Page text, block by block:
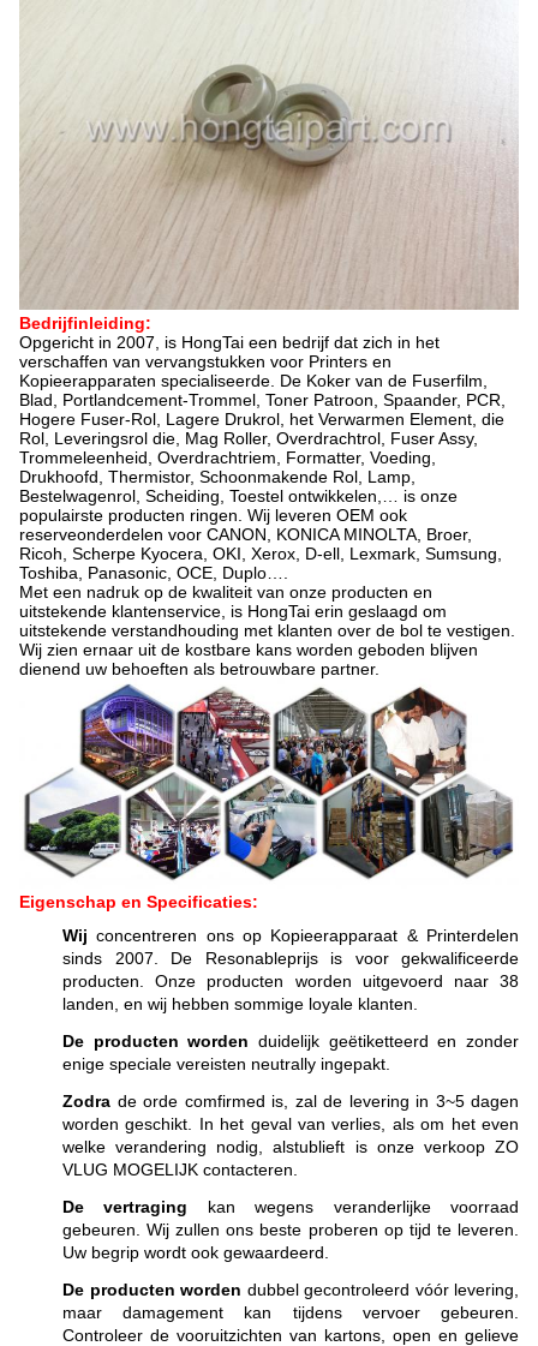
Bedrijfinleiding:
Opgericht in 2007, is HongTai een bedrijf dat zich in het
verschaffen van vervangstukken voor Printers en
Kopieerapparaten specialiseerde. De Koker van de Fuserfilm,
Blad, Portlandcement-Trommel, Toner Patroon, Spaander, PCR,
Hogere Fuser-Rol, Lagere Drukrol, het Verwarmen Element, die
Rol, Leveringsrol die, Mag Roller, Overdrachtrol, Fuser Assy,
Trommeleenheid, Overdrachtriem, Formatter, Voeding,
Drukhoofd, Thermistor, Schoonmakende Rol, Lamp,
Bestelwagenrol, Scheiding, Toestel ontwikkelen,… is onze
populairste producten ringen. Wij leveren OEM ook
reserveonderdelen voor CANON, KONICA MINOLTA, Broer,
Ricoh, Scherpe Kyocera, OKI, Xerox, D-ell, Lexmark, Sumsung,
Toshiba, Panasonic, OCE, Duplo….
Met een nadruk op de kwaliteit van onze producten en
uitstekende klantenservice, is HongTai erin geslaagd om
uitstekende verstandhouding met klanten over de bol te vestigen.
Wij zien ernaar uit de kostbare kans worden geboden blijven
dienend uw behoeften als betrouwbare partner.
Eigenschap en Specificaties:
Wij concentreren ons op Kopieerapparaat & Printerdelen
sinds 2007. De Resonableprijs is voor gekwalificeerde
producten. Onze producten worden uitgevoerd naar 38
landen, en wij hebben sommige loyale klanten.
De producten worden duidelijk geëtiketteerd en zonder
enige speciale vereisten neutrally ingepakt.
Zodra de orde comfirmed is, zal de levering in 3~5 dagen
worden geschikt. In het geval van verlies, als om het even
welke verandering nodig, alstublieft is onze verkoop ZO
VLUG MOGELIJK contacteren.
De vertraging kan wegens veranderlijke voorraad
gebeuren. Wij zullen ons beste proberen op tijd te leveren.
Uw begrip wordt ook gewaardeerd.
De producten worden dubbel gecontroleerd vóór levering,
maar damagement kan tijdens vervoer gebeuren.
Controleer de vooruitzichten van kartons, open en gelieve